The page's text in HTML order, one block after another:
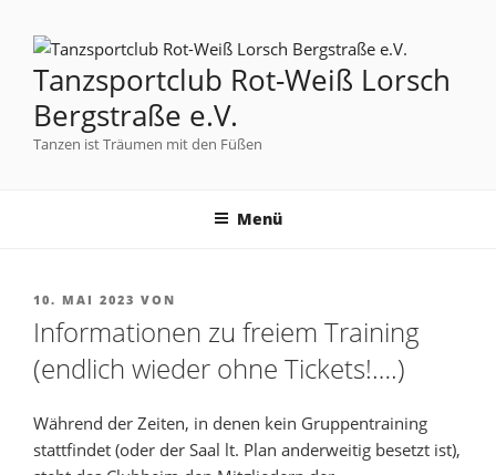
Tanzsportclub Rot-Weiß Lorsch
Bergstraße e.V.
Tanzen ist Träumen mit den Füßen
Menü
10. MAI 2023 VON
Informationen zu freiem Training
(endlich wieder ohne Tickets!….)
Während der Zeiten, in denen kein Gruppentraining
stattfindet (oder der Saal lt. Plan anderweitig besetzt ist),